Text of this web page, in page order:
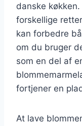
danske
forskellige
kan forbedre
om du bruger
som en del af
fortjener en
At lave